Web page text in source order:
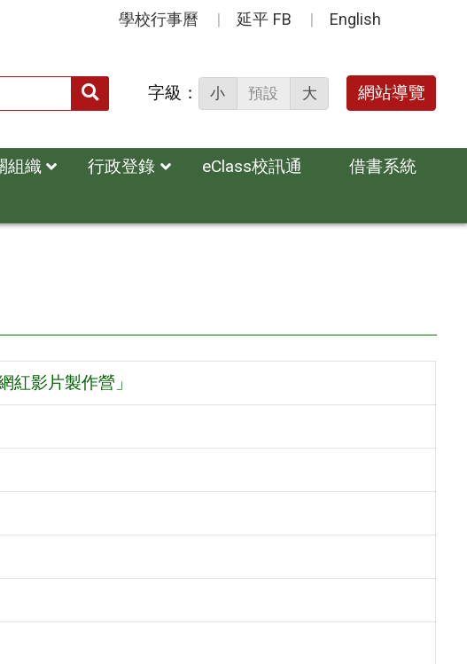
學校行事曆 延平 FB English
送出 字級： 小 預設 大 網站導覽
組織 行政登錄 eClass校訊通
借書系統
紅影片製作營」